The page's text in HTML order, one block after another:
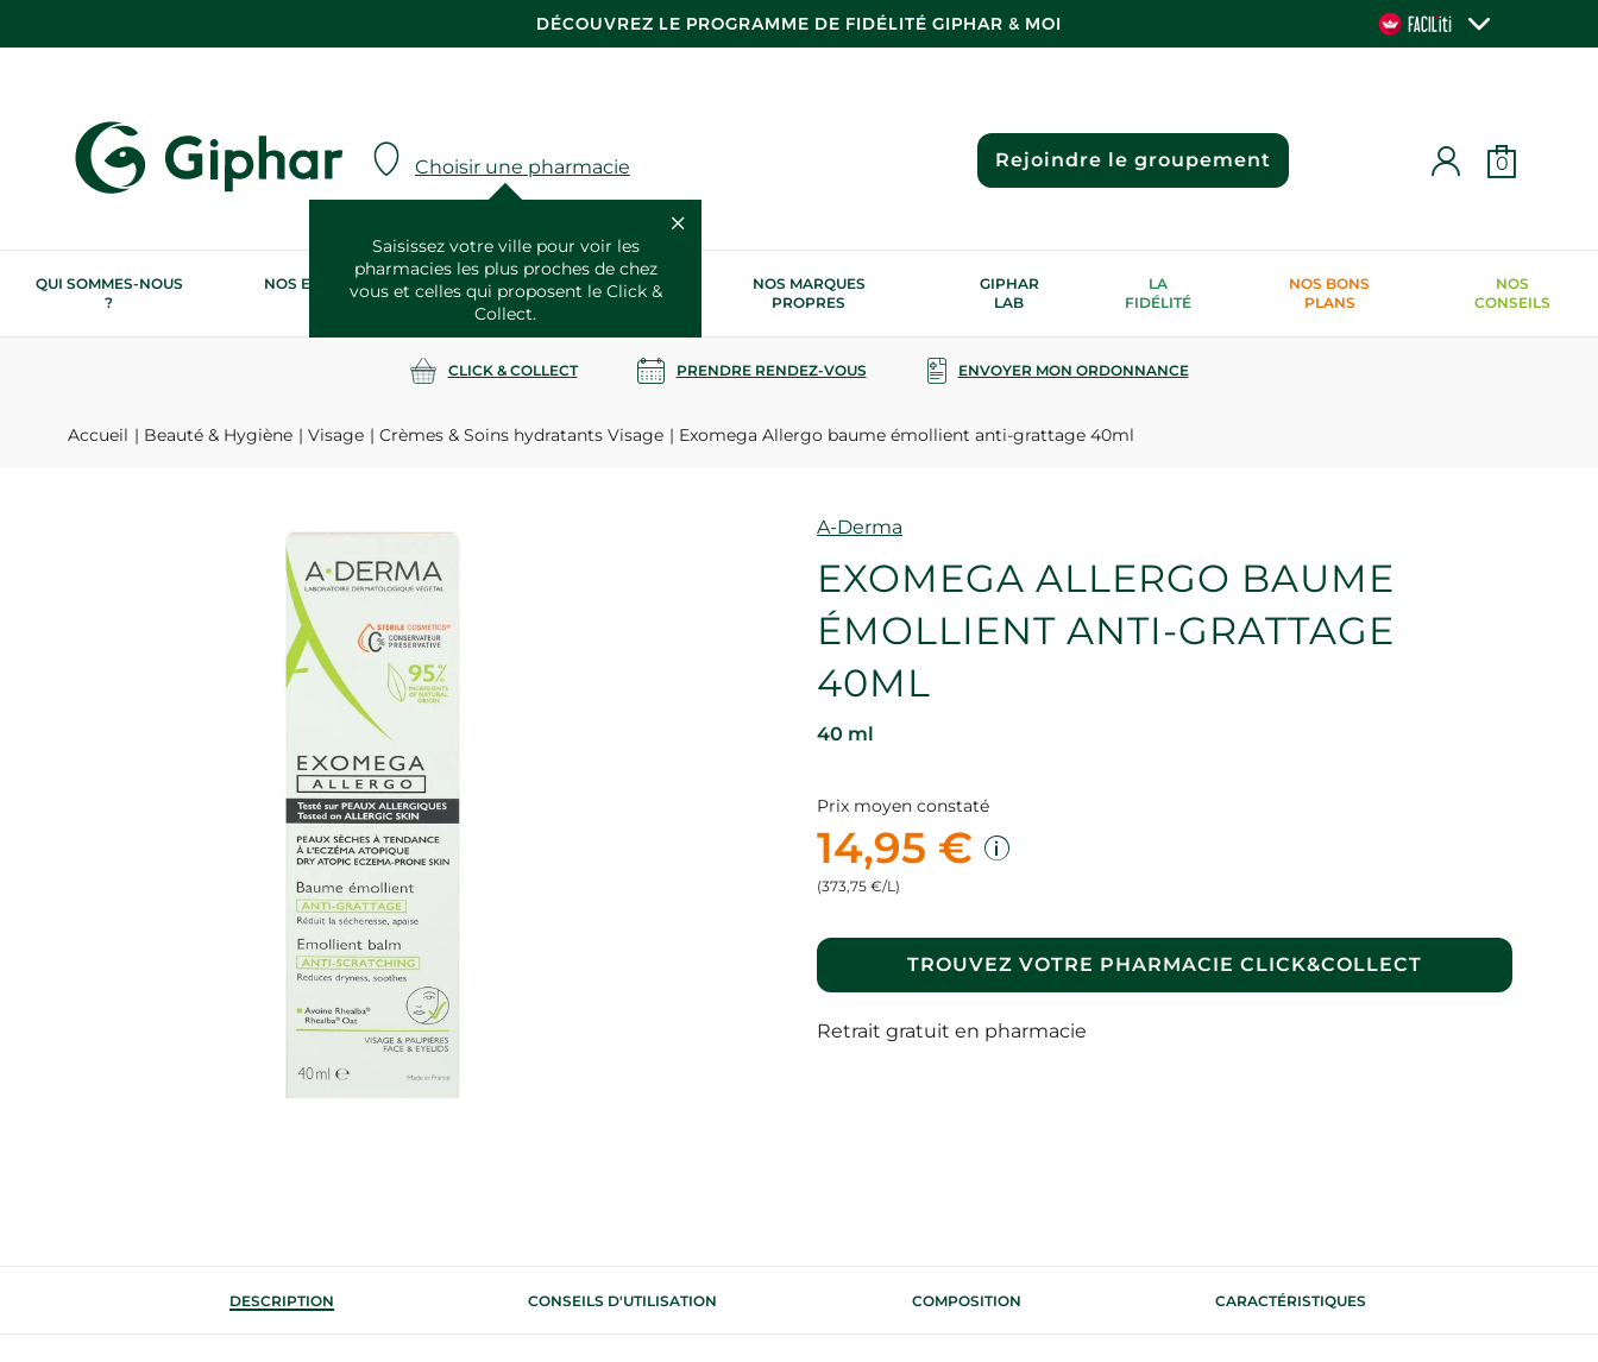
DÉCOUVREZ LE PROGRAMME DE FIDÉLITÉ GIPHAR & MOI
Choisir une pharmacie
Saisissez votre ville pour voir les
pharmacies les plus proches de chez
vous et celles qui proposent le Click &
Collect.
Rejoindre le groupement 0
QUI SOMMES-NOUS
?
NOS ENGAGEMENTS
RSE
NOS SERVICES
SANTÉ
NOS MARQUES
PROPRES
GIPHAR
LAB
LA
FIDÉLITÉ
NOS BONS
PLANS
NOS
CONSEILS
CLICK & COLLECT PRENDRE RENDEZ-VOUS ENVOYER MON ORDONNANCE
Accueil Beauté & Hygiène Visage Crèmes & Soins hydratants Visage Exomega Allergo baume émollient anti-grattage 40ml
Marque
A-Derma
EXOMEGA ALLERGO BAUME
ÉMOLLIENT ANTI-GRATTAGE
40ML
40 ml
Prix moyen constaté
14,95 €
(373,75 €/L)
TROUVEZ VOTRE PHARMACIE CLICK&COLLECT
Retrait gratuit en pharmacie
DESCRIPTION CONSEILS D'UTILISATION COMPOSITION CARACTÉRISTIQUES